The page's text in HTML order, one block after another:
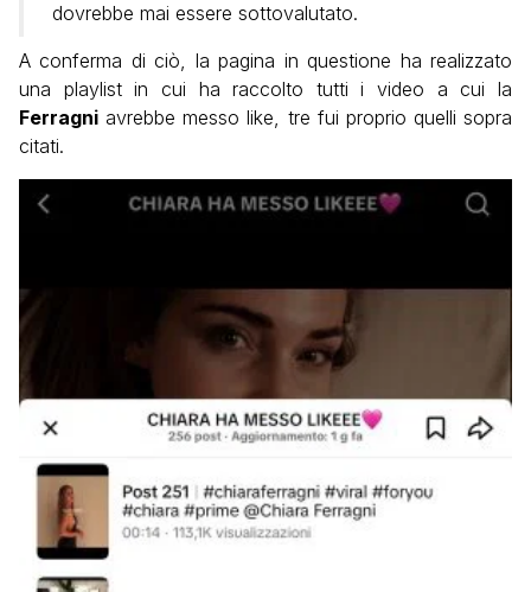
dovrebbe mai essere sottovalutato.
A conferma di ciò, la pagina in questione ha realizzato
una playlist in cui ha raccolto tutti i video a cui la
Ferragni avrebbe messo like, tre fui proprio quelli sopra
citati.